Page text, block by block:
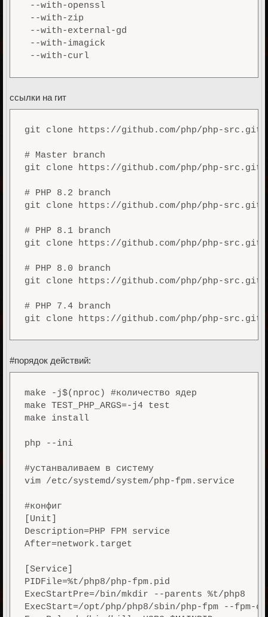
--with-openssl
--with-zip
--with-external-gd
--with-imagick
ссылки на гит
git clone https://github.com/php/php-src.git
# Master branch
git clone https://github.com/php/php-src.git
# PHP 8.2 branch
git clone https://github.com/php/php-src.git --
# PHP 8.1 branch
git clone https://github.com/php/php-src.git --
# PHP 8.0 branch
git clone https://github.com/php/php-src.git --
# PHP 7.4 branch
#порядок действий:
make -j$(nproc) #количество ядер
make TEST_PHP_ARGS=-j4 test
make install
php --ini
#устанваливаем в систему
vim /etc/systemd/system/php-fpm.service
#конфиг
[Unit]
Description=PHP FPM service
After=network.target
[Service]
PIDFile=%t/php8/php-fpm.pid
ExecStartPre=/bin/mkdir --parents %t/php8
ExecStart=/opt/php/php8/sbin/php-fpm --fpm-